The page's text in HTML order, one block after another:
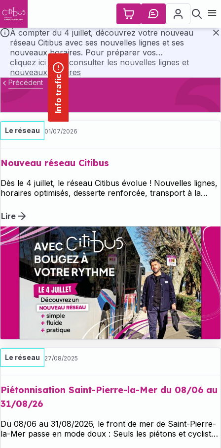
principal
À compter du 4 juillet, découvrez votre nouveau
réseau Citibus avec ses nouvelles lignes et ses
nouveaux horaires. Pour préparer vos
déplacements, consultez l’ensemble des horaires et
les plans du nouveau réseau en cliquant ci-dessous..
cliquez ici pour consulter les nouvelles lignes et
nouveaux horaires
Info trafic
Précédent
Le réseau
Le réseau 01/07/2026
Nouveau réseau Citibus
Dès le 4 juillet, le réseau Citibus évolue ! Nouvelles lignes,
horaires optimisés, desserte renforcée, transport à la
toutes les nouveautés et préparez vos prochains
déplacements sur le Grand Narbonne.
Lire
Le réseau 27/08/2025
Piétonnisation Saint-Pierre-la-Mer du 08/06 au
31/08/26
Du 08/06 au 31/08/2026, le front de mer de Saint-Pierre-
la-Mer passe en mode doux : Seuls les piétons et cyclistes
Panneau de gestion des cookies